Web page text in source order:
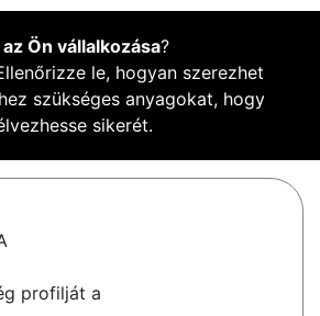
az Ön vállalkozása?
le, hogyan szerezhet
szükséges anyagokat, hogy
sikerét.
profilját a